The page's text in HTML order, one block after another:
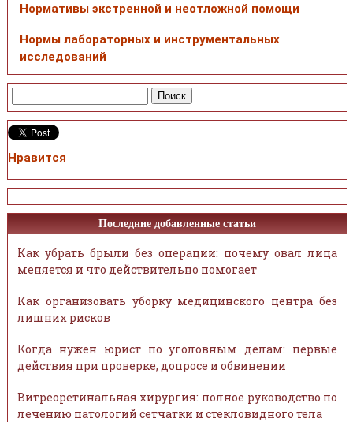
Нормативы экстренной и неотложной помощи
Нормы лабораторных и инструментальных
исследований
Нравится
Последние добавленные статьи
Как убрать брыли без операции: почему овал лица
меняется и что действительно помогает
Как организовать уборку медицинского центра без
лишних рисков
Когда нужен юрист по уголовным делам: первые
действия при проверке, допросе и обвинении
Витреоретинальная хирургия: полное руководство по
лечению патологий сетчатки и стекловидного тела